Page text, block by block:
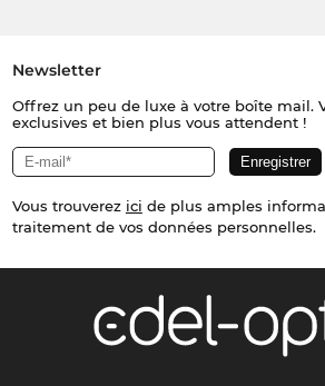
Newsletter
Offrez un peu de luxe à votre boîte mail.
exclusives et bien plus vous attendent !
Vous trouverez ici de plus amples
traitement de vos données personnelles.